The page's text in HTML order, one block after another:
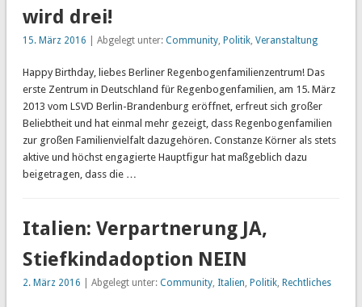
wird drei!
15. März 2016 | Abgelegt unter: Community, Politik, Veranstaltung
Happy Birthday, liebes Berliner Regenbogenfamilienzentrum! Das
erste Zentrum in Deutschland für Regenbogenfamilien, am 15. März
2013 vom LSVD Berlin-Brandenburg eröffnet, erfreut sich großer
Beliebtheit und hat einmal mehr gezeigt, dass Regenbogenfamilien
zur großen Familienvielfalt dazugehören. Constanze Körner als stets
aktive und höchst engagierte Hauptfigur hat maßgeblich dazu
beigetragen, dass die …
Italien: Verpartnerung JA,
Stiefkindadoption NEIN
2. März 2016 | Abgelegt unter: Community, Italien, Politik, Rechtliches